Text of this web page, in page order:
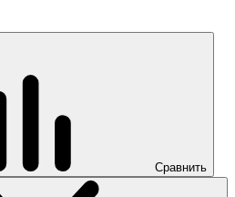
Сравнить